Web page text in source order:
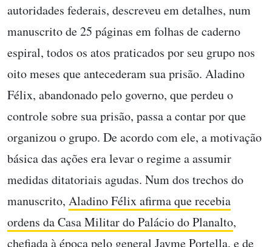
autoridades federais, descreveu em detalhes, num
manuscrito de 25 páginas em folhas de caderno
espiral, todos os atos praticados por seu grupo nos
oito meses que antecederam sua prisão. Aladino
Félix, abandonado pelo governo, que perdeu o
controle sobre sua prisão, passa a contar por que
organizou o grupo. De acordo com ele, a motivação
básica das ações era levar o regime a assumir
medidas ditatoriais agudas. Num dos trechos do
manuscrito, Aladino Félix afirma que recebia
ordens da Casa Militardo Palácio do Planalto,
chefiada à época pelo general Jayme Portella, e de